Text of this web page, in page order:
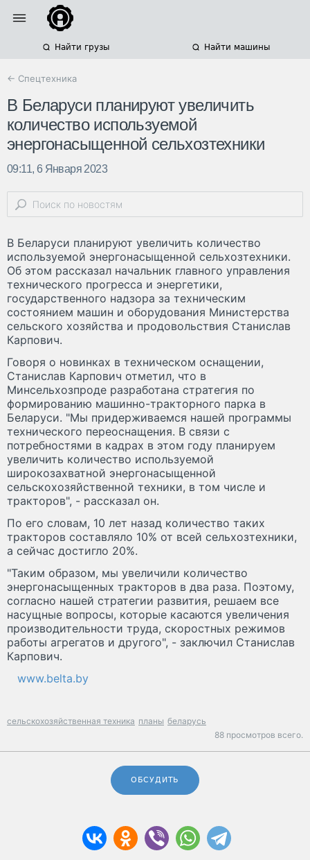
Найти грузы Найти машины
← Спецтехника
В Беларуси планируют увеличить
количество используемой
энергонасыщенной сельхозтехники
09:11, 6 Января 2023
В Беларуси планируют увеличить количество
используемой энергонасыщенной сельхозтехники.
Об этом рассказал начальник главного управления
технического прогресса и энергетики,
государственного надзора за техническим
состоянием машин и оборудования Министерства
сельского хозяйства и продовольствия Станислав
Карпович.
Говоря о новинках в техническом оснащении,
Станислав Карпович отметил, что в
Минсельхозпроде разработана стратегия по
формированию машинно-тракторного парка в
Беларуси. "Мы придерживаемся нашей программы
технического переоснащения. В связи с
потребностями в кадрах в этом году планируем
увеличить количество используемой
широкозахватной энергонасыщенной
сельскохозяйственной техники, в том числе и
тракторов", - рассказал он.
По его словам, 10 лет назад количество таких
тракторов составляло 10% от всей сельхозтехники,
а сейчас достигло 20%.
"Таким образом, мы увеличили количество
энергонасыщенных тракторов в два раза. Поэтому,
согласно нашей стратегии развития, решаем все
насущные вопросы, которые касаются увеличения
производительности труда, скоростных режимов
работы агрегатов и другого", - заключил Станислав
Карпович.
www.belta.by
сельскохозяйственная техника планы беларусь
88 просмотров всего.
ОБСУДИТЬ